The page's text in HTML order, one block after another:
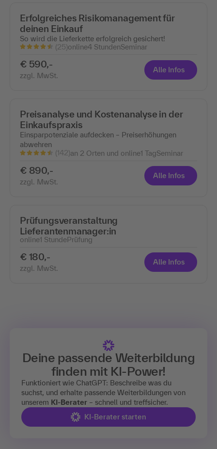
Erfolgreiches Risikomanagement für
deinen Einkauf
So wird die Lieferkette erfolgreich gesichert!
(25)online4 StundenSeminar
€ 590,-
zzgl. MwSt.
Alle Infos
Preisanalyse und Kostenanalyse in der
Einkaufspraxis
Einsparpotenziale aufdecken – Preiserhöhungen
abwehren
(142)an 2 Orten und online1 TagSeminar
€ 890,-
zzgl. MwSt.
Alle Infos
Prüfungsveranstaltung
Lieferantenmanager:in
online1 StundePrüfung
€ 180,-
zzgl. MwSt.
Alle Infos
Deine passende Weiterbildung
finden mit KI-Power!
Funktioniert wie ChatGPT: Beschreibe was du
suchst, und erhalte passende Weiterbildungen von
unserem KI-Berater – schnell und treffsicher.
KI-Berater starten